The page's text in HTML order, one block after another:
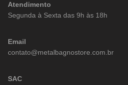
Atendimento
Segunda à Sexta das 9h às 18h
Email
contato@metalbagnostore.com.br
SAC